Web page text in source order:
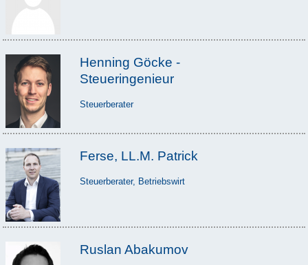
Henning Göcke -
Steueringenieur
Steuerberater
Ferse, LL.M. Patrick
Steuerberater, Betriebswirt
Ruslan Abakumov